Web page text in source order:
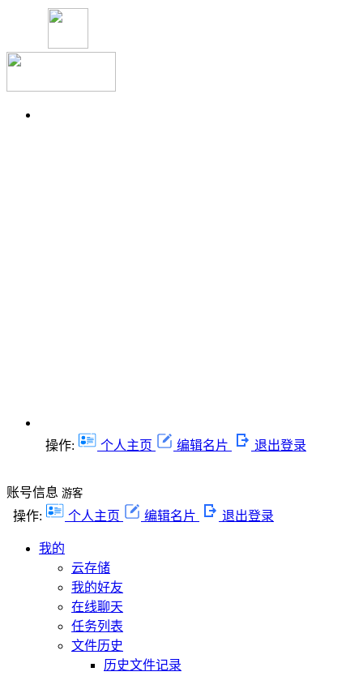
操作: 个人主页 编辑名片 退出登录
账号信息 游客
操作: 个人主页 编辑名片 退出登录
我的
云存储
我的好友
在线聊天
任务列表
文件历史
历史文件记录